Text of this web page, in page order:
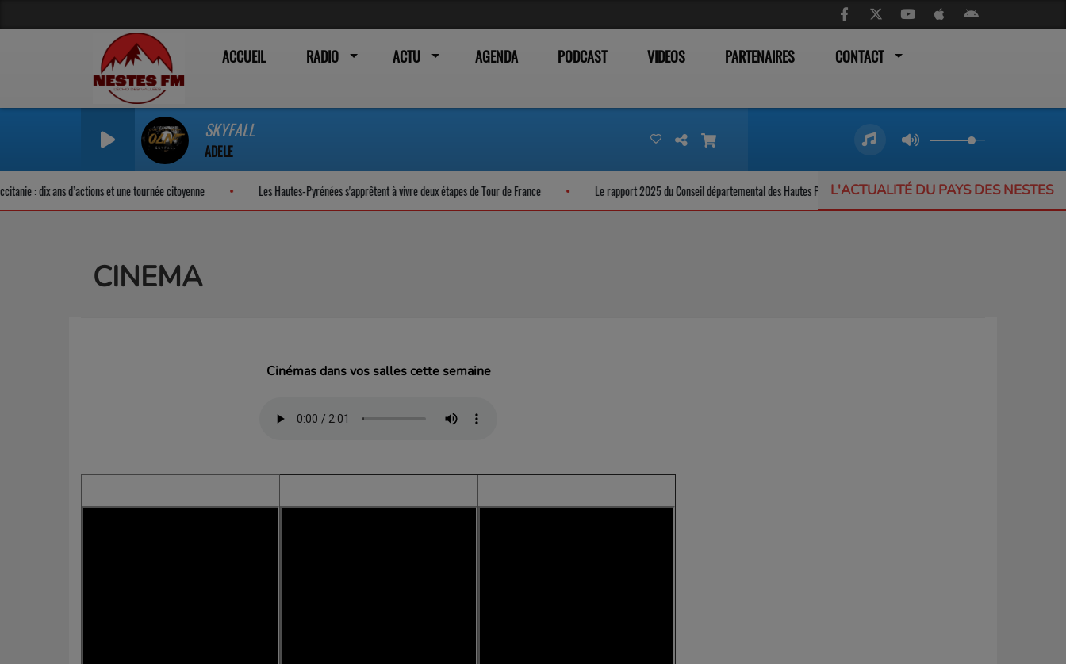
ACCUEIL RADIO ACTU AGENDA PODCAST VIDEOS PARTENAIRES CONTACT
SKYFALL
ADELE
L'ACTUALITÉ DU PAYS DES NESTES
et une tournée citoyenne Les Hautes-Pyrénées s'apprêtent à vivre deux étapes de Tour de France Le rapport 2025 du Conseil départemental des Hautes Pyrénées Arreau célèbre la fête de l’un de ses gâteaux les plus
CINEMA
Cinémas dans vos salles cette semaine